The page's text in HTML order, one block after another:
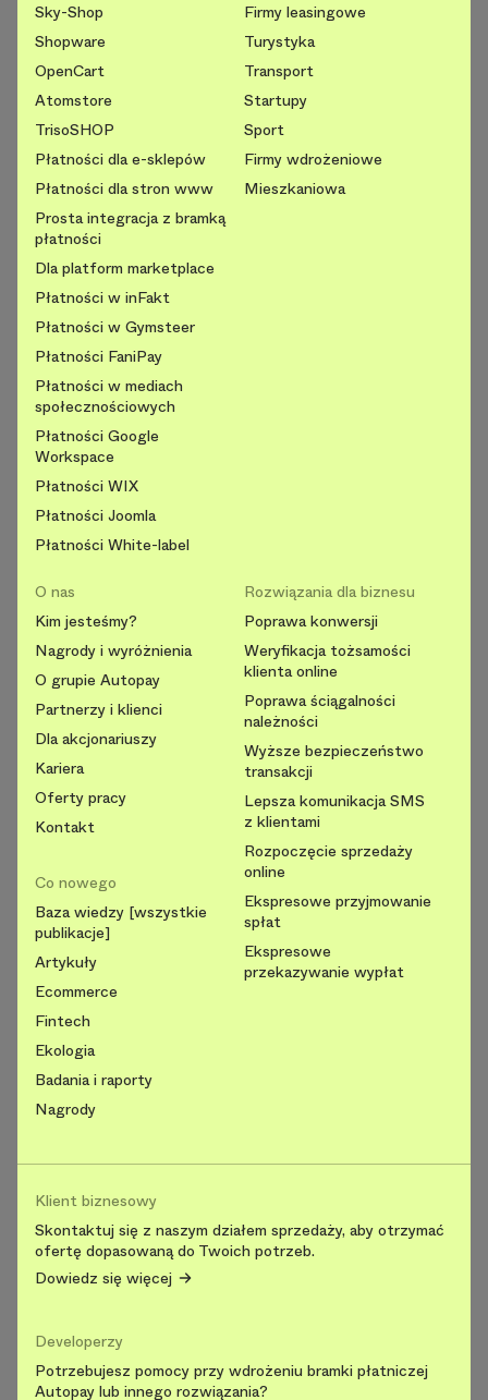
Sky-Shop
Shopware
OpenCart
Atomstore
TrisoSHOP
Płatności dla e-sklepów
Płatności dla stron www
Prosta integracja z bramką
płatności
Dla platform marketplace
Płatności w inFakt
Płatności w Gymsteer
Płatności FaniPay
Płatności w mediach
społecznościowych
Płatności Google
Workspace
Płatności WIX
Płatności Joomla
Płatności White-label
Firmy leasingowe
Turystyka
Transport
Startupy
Sport
Firmy wdrożeniowe
Mieszkaniowa
O nas
Kim jesteśmy?
Nagrody i wyróżnienia
O grupie Autopay
Partnerzy i klienci
Dla akcjonariuszy
Kariera
Oferty pracy
Kontakt
Co nowego
Baza wiedzy [wszystkie
publikacje]
Artykuły
Ecommerce
Fintech
Ekologia
Badania i raporty
Nagrody
Rozwiązania dla biznesu
Poprawa konwersji
Weryfikacja tożsamości
klienta online
Poprawa ściągalności
należności
Wyższe bezpieczeństwo
transakcji
Lepsza komunikacja SMS
z klientami
Rozpoczęcie sprzedaży
online
Ekspresowe przyjmowanie
spłat
Ekspresowe
przekazywanie wypłat
Klient biznesowy
Skontaktuj się z naszym działem sprzedaży, aby otrzymać
ofertę dopasowaną do Twoich potrzeb.
Dowiedz się więcej
Developerzy
Potrzebujesz pomocy przy wdrożeniu bramki płatniczej
Autopay lub innego rozwiązania?